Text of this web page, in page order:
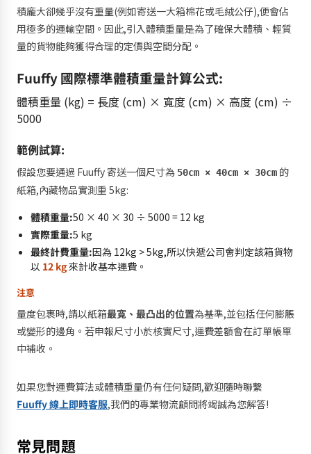
積龐大卻幾乎沒有重量(例如寄送一大箱棉花或毛絨公仔),便會佔
用極多的運輸空間。因此,引入體積重量是為了確保大體積、輕質
量的貨物能夠獲得合理的定價與空間分配。
Fuuffy 國際標準體積重量計算公式:
體積重量 (kg) = 長度 (cm) × 寬度 (cm) × 高度 (cm) ÷
5000
範例試算:
假設您要通過 Fuuffy 寄送一個尺寸為 50cm × 40cm × 30cm 的
紙箱,內藏物品實測重 5kg:
體積重量:50 × 40 × 30 ÷ 5000 = 12 kg
實際重量:5 kg
最終計費重量:因為 12kg > 5kg,所以快遞公司會判定該箱貨物
以 12 kg來計收基本運費。
注意
量度包裹時,請以紙箱最寬、最凸出的位置為基準,並包括任何膨脹
或變形的邊角。若申報尺寸小於核實尺寸,運費差額會在訂單帳單
中補收。
如果您對運費算法或體積重量仍有任何疑問,歡迎隨時聯繫
Fuuffy 線上即時客服,我們的專業物流顧問將竭誠為您解答!
常見問題